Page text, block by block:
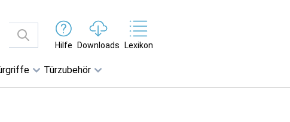
Hilfe
Downloads Lexikon
Türzubehör